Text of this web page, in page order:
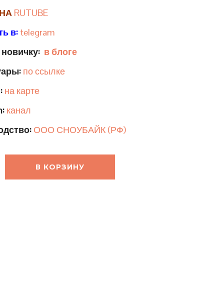
RUTUBE
в: telegram
в блоге
по ссылке
на карте
канал
ООО СНОУБАЙК (РФ)
В КОРЗИНУ